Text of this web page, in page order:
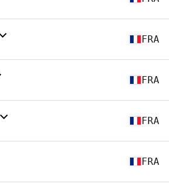
FRA
FRA
FRA
FRA